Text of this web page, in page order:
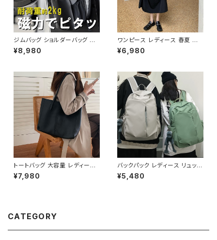
ジムバッグ ショルダーバッグ ボ
ディバッグ マグネット メンズ レ
ディース バッグ ボトルホルダー
トネス 韓国 ファッション オフィ
スカジュアル サッカー バスケ 野
球 運動 散歩 学生 部活 お洒落
磁気 撥水 防水 通勤 通学 男女
兼用 春 夏 秋 冬 春夏 秋冬 大
人 子供 K-B0179
¥8,980
ワンピース レディース 春夏 秋
冬 春 夏 秋 冬 長袖 黒ワンピー
ス カシュクールワンピース ミデ
ひざ丈ワンピ Aライン バルーン
袖 ロングワンピース カジュアル
ワンピ ブラック 体型カバー 大
人 カジュアル 10代 20代 30代
40代 K-O0010
¥6,980
トートバッグ 大容量 レディース
フェイクレザー 無地 シンプル
バッグ A4対応 ママバッグ 通勤
¥7,980
バックパック レディース リュック
春夏 秋冬 春 夏 秋 冬 黒 バッグ
大容量 リュックサック かばん ロ
ク 学校 カレッジコーデ カジュ
¥5,480
CATEGORY